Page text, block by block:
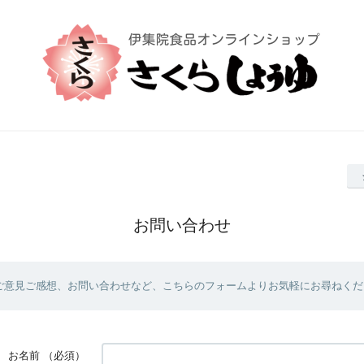
お問い合わせ
見ご感想、お問い合わせなど、こちらのフォームよりお気軽にお尋ねくだ
お名前 （必須）